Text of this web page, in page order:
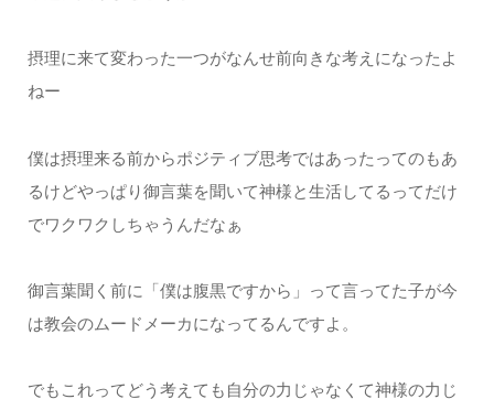
摂理に来て変わった一つがなんせ前向きな考えになったよ
ねー
僕は摂理来る前からポジティブ思考ではあったってのもあ
るけどやっぱり御言葉を聞いて神様と生活してるってだけ
でワクワクしちゃうんだなぁ
御言葉聞く前に「僕は腹黒ですから」って言ってた子が今
は教会のムードメーカになってるんですよ。
でもこれってどう考えても自分の力じゃなくて神様の力じ